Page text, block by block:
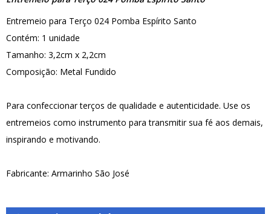
Entremeio para Terço 024 Pomba Espírito Santo
Contém: 1 unidade
Tamanho: 3,2cm x 2,2cm
Composição: Metal Fundido
Para confeccionar terços de qualidade e autenticidade. Use os
entremeios como instrumento para transmitir sua fé aos demais,
inspirando e motivando.
Fabricante: Armarinho São José